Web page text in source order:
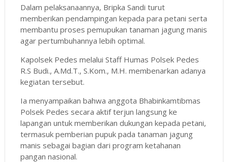
Dalam pelaksanaannya, Bripka Sandi turut
memberikan pendampingan kepada para petani serta
membantu proses pemupukan tanaman jagung manis
agar pertumbuhannya lebih optimal.
Kapolsek Pedes melalui Staff Humas Polsek Pedes
R.S Budi., A.Md.T., S.Kom., M.H. membenarkan adanya
kegiatan tersebut.
Ia menyampaikan bahwa anggota Bhabinkamtibmas
Polsek Pedes secara aktif terjun langsung ke
lapangan untuk memberikan dukungan kepada petani,
termasuk pemberian pupuk pada tanaman jagung
manis sebagai bagian dari program ketahanan
pangan nasional.